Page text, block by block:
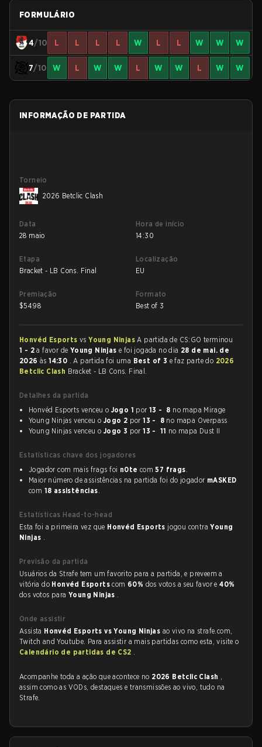
FORMULÁRIO
4/10 L L L L W L L W W W
7/10 W L W W L W W L W W
INFORMAÇÃO DE PARTIDA
Torneio
2026 Betclic Clash
Data
28 maio
Hora de início
14:30
Etapa
Bracket - LB Cons. Final
Localização
EU
Premiação
$5498
Formato
Best of 3
Honvéd Esports vsYoung NinjasA partida de CS:GO terminou
1 - 2 a favor de Young Ninjase foi jogada no dia 28 de mai. de
2026 às14:30 . A partida foi uma Best of 3 e faz parte do 2026
Betclic Clash Bracket - LB Cons. Final.
Detalhes da partida
Honvéd Esports venceu o Jogo 1 por13 - 8 no mapa Mirage
Young Ninjas venceu o Jogo 2 por13 - 8 no mapa Overpass
Young Ninjas venceu o Jogo 3 por13 - 11 no mapa Dust II
Estatísticas chave dos jogadores
Jogador com mais frags foi n0te com57 frags.
Maior número de assistências na partida foi do jogador mASKED
com 18 assistências.
Estatísticas Head-to-head
Esta foi a primeira vez que Honvéd Esports jogou contraYoung
Ninjas .
Previsão da partida
Usuários da Strafe tem um favorito para a partida, e preveem a
vitória do Honvéd Esportscom 60% dos votos a seu favor e40%
dos votos para Young Ninjas .
Onde assistir
Assista Honvéd Esports vs Young Ninjas ao vivo na strafe.com,
Twitch and Youtube. Para assistir a mais partidas como esta, visite o
Calendário de partidas de CS2 .
Acompanhe toda a ação que acontece no 2026 Betclic Clash ,
assim como as VODs, destaques e transmissões ao vivo, tudo na
Strafe.